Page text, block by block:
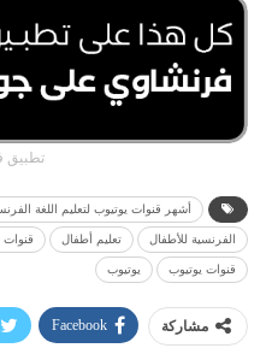
تطبيق
أشهر قنوات يوتيوب لتعليم اللغة
الفرنسية للأطفال تعليم أطفال قنوات
قنوات يوتيوب يوتيوب
مشاركة Facebook